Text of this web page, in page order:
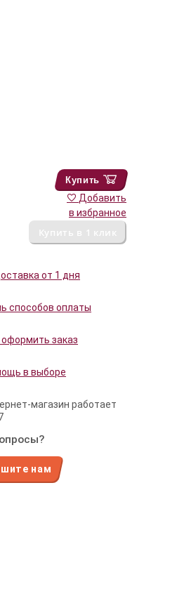
Купить
Добавить
в избранное
от 1 дня
способов оплаты
заказ
в выборе
магазин работает
нам